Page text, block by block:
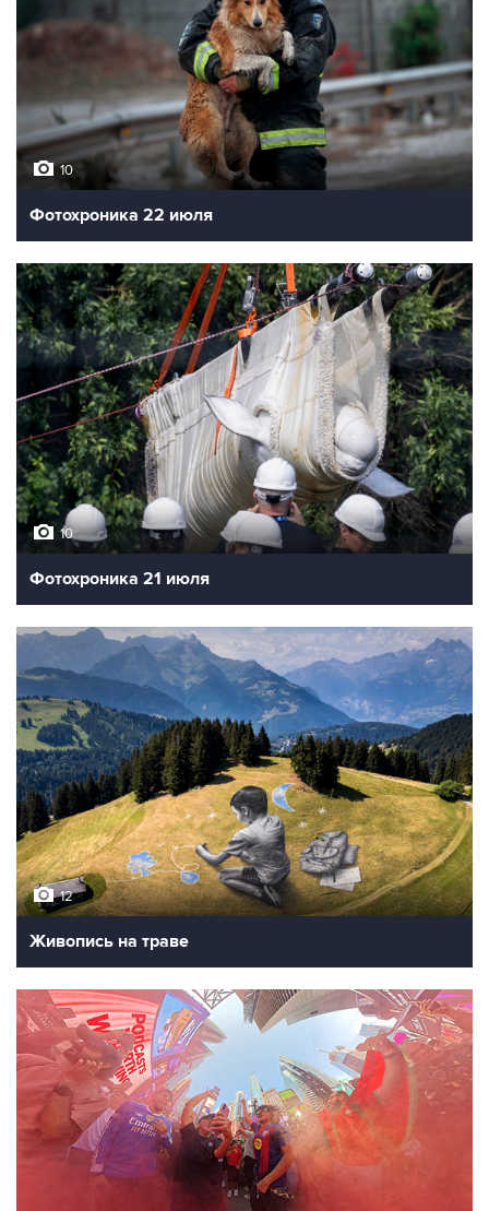
10
Фотохроника 22 июля
10
Фотохроника 21 июля
12
Живопись на траве